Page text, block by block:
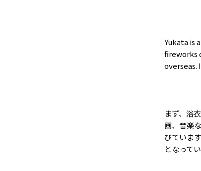
Yukata is
fireworks
overseas.
まず、浴
画、音楽
びていま
となってい